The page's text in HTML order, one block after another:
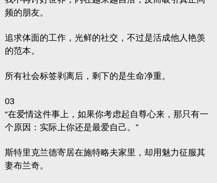
频的朋友。
追求体面的工作，光鲜的社交，不过是活成他人艳羡
的范本。
所有社会标签剥离后，剩下的是生命净重。
03
“在爱情这件事上，如果你考虑起自尊心来，那只有一
个原因：实际上你还是最爱自己。”
斯特里克兰德寄居在施特略夫家里，却用魅力征服其
妻布兰奇。